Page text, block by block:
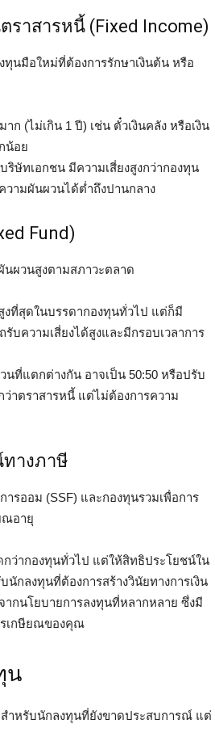
ราสารหนี้ (Fixed Income)
นมือใหม่ที่ต้องการรักษาเงินต้น หรือ
(ไม่เกิน 1 ปี) เช่น ตั๋วเงินคลัง หรือเงิน
น้อย
ษัทเอกชน มีความเสี่ยงสูงกว่ากองทุน
วามผันผวนได้ต่ำถึงปานกลาง
Fund)
นผวนสูงตามสภาวะตลาด
งที่สุดในบรรดากองทุนทั่วไป แต่ก็มี
ความเสี่ยงได้สูงและมีกรอบเวลาการ
ที่แตกต่างกัน อาจเป็น 50:50 หรือปรับ
าตราสารหนี้ แต่ไม่ต้องการความ
ทางภาษี
รออม (SSF) และกองทุนรวมเพื่อการ
ณอายุ
กว่ากองทุนทั่วไป แต่ให้สิทธิประโยชน์ใน
กลงทุนที่ต้องการสร้างวินัยทางการเงิน
กนโยบายการลงทุนที่หลากหลาย ซึ่งมี
รเกษียณของคุณ
น
ำหรับนักลงทุนที่ยังขาดประสบการณ์ แต่